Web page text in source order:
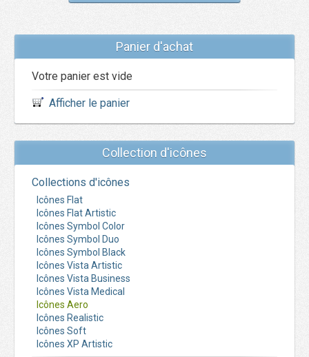
Panier d'achat
Votre panier est vide
Afficher le panier
Collection d'icônes
Collections d'icônes
Icônes Flat
Icônes Flat Artistic
Icônes Symbol Color
Icônes Symbol Duo
Icônes Symbol Black
Icônes Vista Artistic
Icônes Vista Business
Icônes Vista Medical
Icônes Aero
Icônes Realistic
Icônes Soft
Icônes XP Artistic